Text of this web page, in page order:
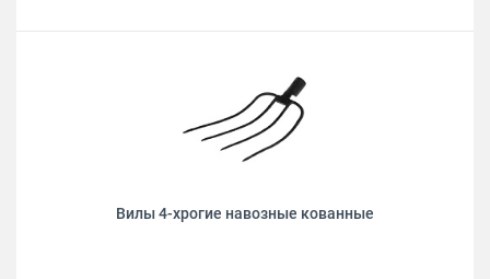
Вилы 4-хрогие навозные кованные